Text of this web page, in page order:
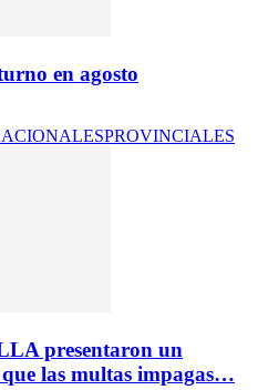
en agosto
PROVINCIALES
presentaron un
las multas impagas…